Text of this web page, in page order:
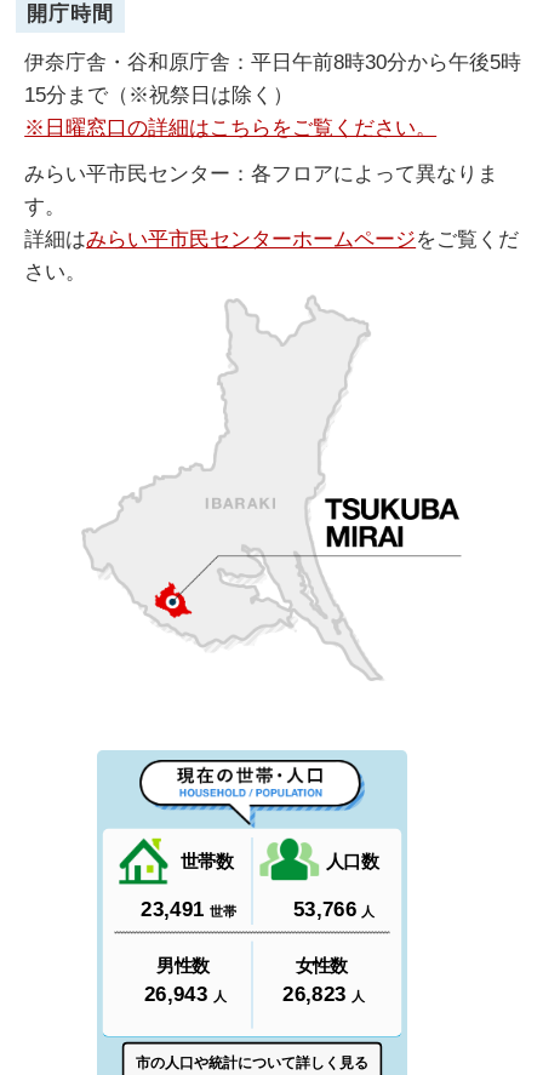
開庁時間
伊奈庁舎・谷和原庁舎：平日午前8時30分から午後5時
15分まで（※祝祭日は除く）
※日曜窓口の詳細はこちらをご覧ください。
みらい平市民センター：各フロアによって異なりま
す。
詳細はみらい平市民センターホームページをご覧くだ
さい。